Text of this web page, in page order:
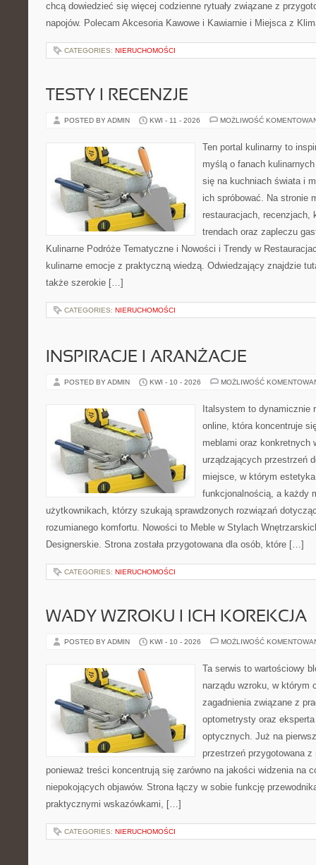
chcą dowiedzieć się więcej codzienne rytuały związane z
napojów. Polecam Akcesoria Kawowe i Kawiarnie i Miejsca z
CATEGORIES: NIERUCHOMOŚCI
TESTY I RECENZJE
POSTED BY ADMIN KWI - 11 - 2026 MOŻLIWOŚĆ
Ten portal kulinarny to
myślą o fanach
się na kuchniach świata i
ich spróbować. Na stronie
restauracjach, recenzjach,
trendach oraz zapleczu
Kulinarne Podróże Tematyczne i Nowości i Trendy w
kulinarne emocje z praktyczną wiedzą. Odwiedzający znajdzie
także szerokie […]
CATEGORIES: NIERUCHOMOŚCI
INSPIRACJE I ARANŻACJE
POSTED BY ADMIN KWI - 10 - 2026 MOŻLIWOŚĆ
Italsystem to dynamicznie
online, która koncentruje
meblami oraz konkretnych
urządzających przestrzeń
miejsce, w którym
funkcjonalnością, a każdy
użytkownikach, którzy szukają sprawdzonych rozwiązań
rozumianego komfortu. Nowości to Meble w Stylach
Designerskie. Strona została przygotowana dla osób, które […]
CATEGORIES: NIERUCHOMOŚCI
WADY WZROKU I ICH KOREKCJA
POSTED BY ADMIN KWI - 10 - 2026 MOŻLIWOŚĆ
Ta serwis to wartościowy
narządu wzroku, w którym
zagadnienia związane z
optometrysty oraz
optycznych. Już na
przestrzeń przygotowana
ponieważ treści koncentrują się zarówno na jakości widzenia na
niepokojących objawów. Strona łączy w sobie funkcję
praktycznymi wskazówkami, […]
CATEGORIES: NIERUCHOMOŚCI